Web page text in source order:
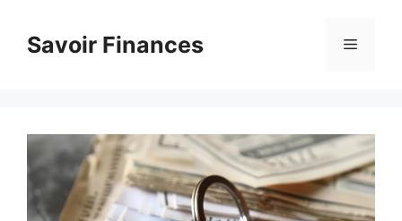
contenuSavoir Finances Menu